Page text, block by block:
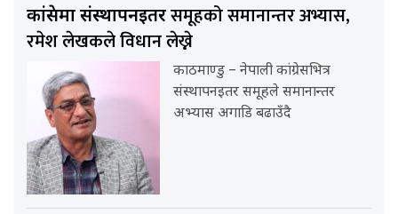
कांग्रेसमा संस्थापनइतरसमूहको समानान्तर अभ्यास,
रमेश लेखकले विधान लेख्ने
काठमाण्डु – नेपाली कांग्रेसभित्र
संस्थापनइतर समूहले समानान्तर
अभ्यास अगाडि बढाउँदै